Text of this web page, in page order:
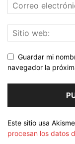
Guardar mi
navegador la
Este sitio usa
procesan los datos